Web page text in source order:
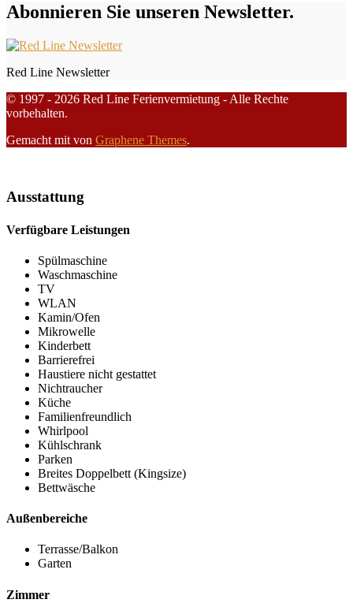
Abonnieren Sie unseren Newsletter.
Red Line Newsletter
© 1997 - 2026 Red Line Ferienvermietung - Alle Rechte
vorbehalten.
Gemacht mit von Graphene Themes.
Ausstattung
Verfügbare Leistungen
Spülmaschine
Waschmaschine
TV
WLAN
Kamin/Ofen
Mikrowelle
Kinderbett
Barrierefrei
Haustiere nicht gestattet
Nichtraucher
Küche
Familienfreundlich
Whirlpool
Kühlschrank
Parken
Breites Doppelbett (Kingsize)
Bettwäsche
Außenbereiche
Terrasse/Balkon
Garten
Zimmer